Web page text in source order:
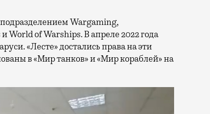
Wargaming,
World of Warships. В апреле 2022 года
«Лесте» достались права на эти
в «Мир танков» и «Мир кораблей» на